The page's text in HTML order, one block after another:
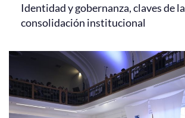
Identidad y gobernanza, claves de la
consolidación institucional